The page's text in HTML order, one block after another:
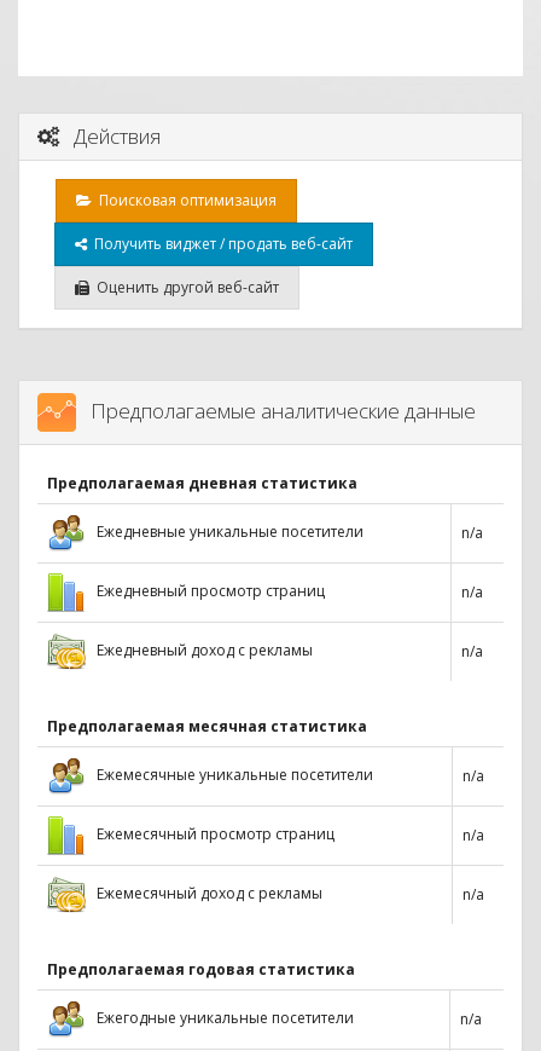
Действия
Поисковая оптимизация
Получить виджет / продать веб-сайт
Оценить другой веб-сайт
Предполагаемые аналитические данные
Предполагаемая дневная статистика
Ежедневные уникальные посетители n/a
Ежедневный просмотр страниц n/a
Ежедневный доход с рекламы n/a
Предполагаемая месячная статистика
Ежемесячные уникальные посетители n/a
Ежемесячный просмотр страниц n/a
Ежемесячный доход с рекламы n/a
Предполагаемая годовая статистика
Ежегодные уникальные посетители n/a